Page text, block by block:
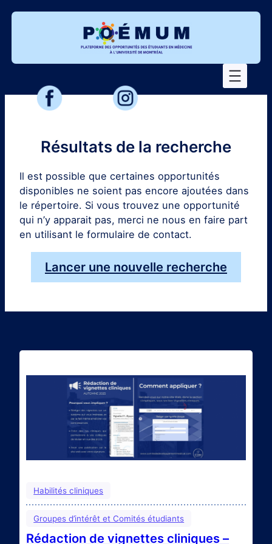
Aller
Résultats de la recherche
Il est possible que certaines opportunités
disponibles ne soient pas encore ajoutées dans
le répertoire. Si vous trouvez une opportunité
qui n’y apparait pas, merci ne nous en faire part
en utilisant le formulaire de contact.
Lancer une nouvelle recherche
Habilités cliniques
Groupes d’intérêt et Comités étudiants
Rédaction de vignettes cliniques –